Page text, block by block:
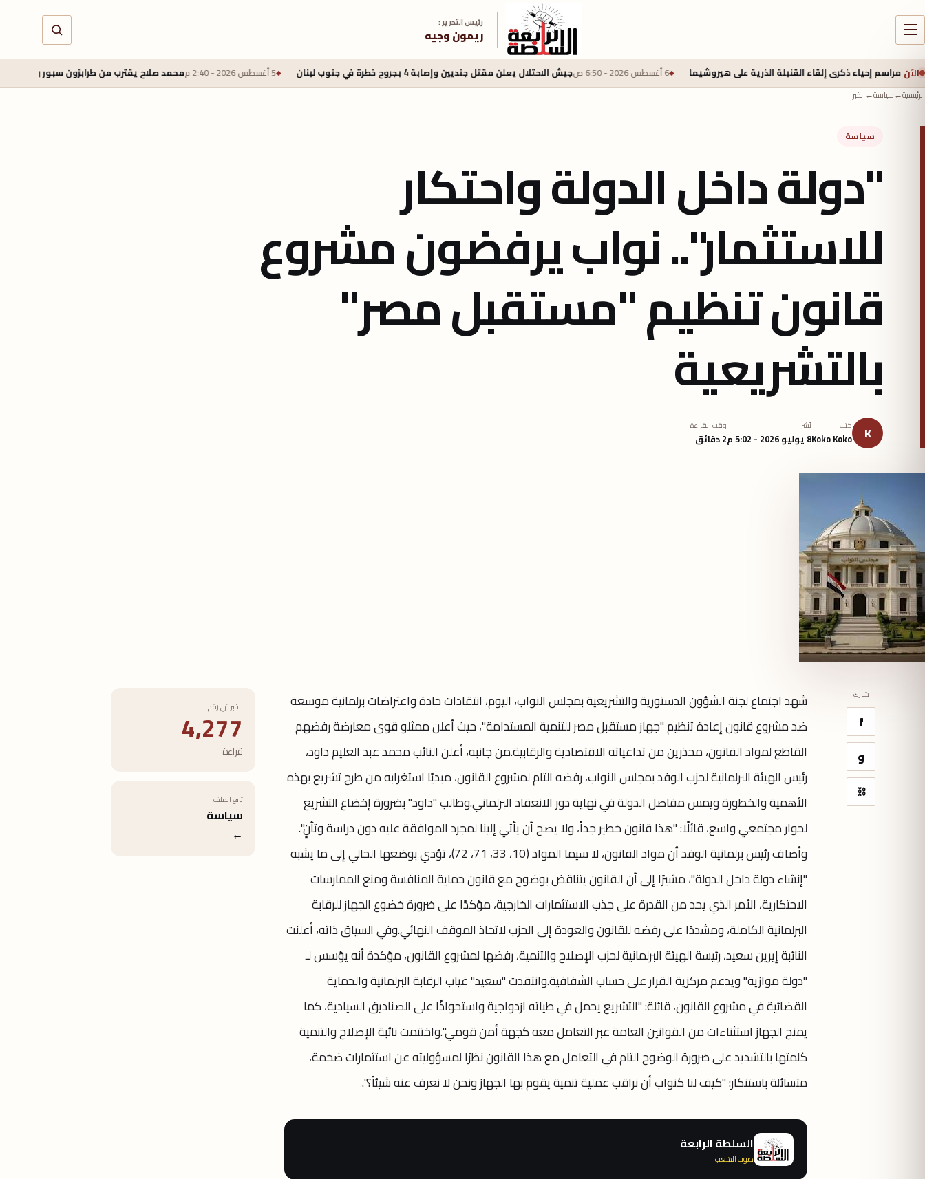
رئيس التحرير :
ريمون وجيه
الآن ذكرى إلقاء القنبلة الذرية على هيروشيما 6 أغسطس 2026 - 6:50 ص جيش الاحتلال يعلن مقتل جنديين وإصابة 4 بجروح خطرة في جنوب لبنان 5 أغسطس 2026 - 2:40 م محمد صلاح يقترب من طرابزون سبور بعقد لمدة عامين وراتب سنوي 22
الرئيسية←سياسة←الخبر
سياسة
"دولة داخل الدولة واحتكار
للاستثمار".. نواب يرفضون مشروع
قانون تنظيم "مستقبل مصر"
بالتشريعية
K كتب
Koko Koko
نُشر
8 يوليو 2026 - 5:02 م
وقت القراءة
2 دقائق
شارك
f
و
⛓
شهد اجتماع لجنة الشؤون الدستورية والتشريعية بمجلس النواب، اليوم، انتقادات حادة واعتراضات برلمانية موسعة
ضد مشروع قانون إعادة تنظيم "جهاز مستقبل مصر للتنمية المستدامة"، حيث أعلن ممثلو قوى معارضة رفضهم
القاطع لمواد القانون، محذرين من تداعياته الاقتصادية والرقابية. ​من جانبه، أعلن النائب محمد عبد العليم داود،
رئيس الهيئة البرلمانية لحزب الوفد بمجلس النواب، رفضه التام لمشروع القانون، مبديًا استغرابه من طرح تشريع بهذه
الأهمية والخطورة ويمس مفاصل الدولة في نهاية دور الانعقاد البرلماني. ​وطالب "داود" بضرورة إخضاع التشريع
لحوار مجتمعي واسع، قائلًا: "هذا قانون خطير جداً، ولا يصح أن يأتي إلينا لمجرد الموافقة عليه دون دراسة وتأنٍ". ​
وأضاف رئيس برلمانية الوفد أن مواد القانون، لا سيما المواد (10، 33، 71، 72)، تؤدي بوضعها الحالي إلى ما يشبه
"إنشاء دولة داخل الدولة"، مشيرًا إلى أن القانون يتناقض بوضوح مع قانون حماية المنافسة ومنع الممارسات
الاحتكارية، الأمر الذي يحد من القدرة على جذب الاستثمارات الخارجية، مؤكدًا على ضرورة خضوع الجهاز للرقابة
البرلمانية الكاملة، ومشددًا على رفضه للقانون والعودة إلى الحزب لاتخاذ الموقف النهائي. ​وفي السياق ذاته، أعلنت
النائبة إيرين سعيد، رئيسة الهيئة البرلمانية لحزب الإصلاح والتنمية، رفضها لمشروع القانون، مؤكدة أنه يؤسس لـ
"دولة موازية" ويدعم مركزية القرار على حساب الشفافية. ​وانتقدت "سعيد" غياب الرقابة البرلمانية والحماية
القضائية في مشروع القانون، قائلة: "التشريع يحمل في طياته ازدواجية واستحواذًا على الصناديق السيادية، كما
يمنح الجهاز استثناءات من القوانين العامة عبر التعامل معه كجهة أمن قومي". ​واختتمت نائبة الإصلاح والتنمية
كلمتها بالتشديد على ضرورة الوضوح التام في التعامل مع هذا القانون نظرًا لمسؤوليته عن استثمارات ضخمة،
متسائلة باستنكار: "كيف لنا كنواب أن نراقب عملية تنمية يقوم بها الجهاز ونحن لا نعرف عنه شيئاً؟".
السلطة الرابعة
صوت الشعب
الخبر في رقم
4,277
قراءة
تابع الملف
سياسة
←